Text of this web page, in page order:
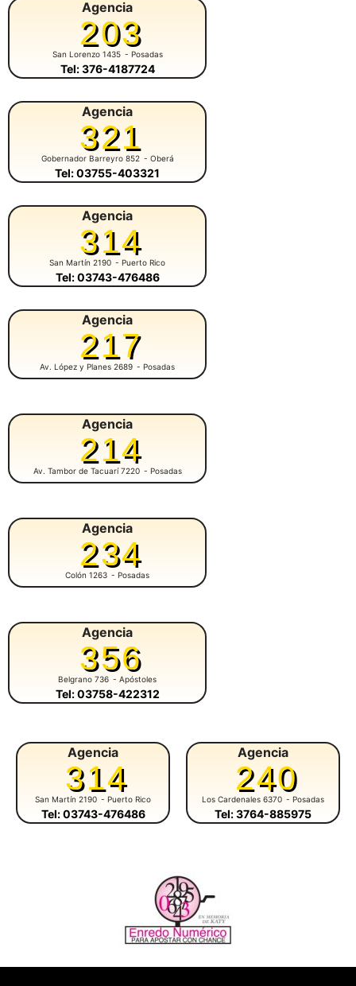
Agencia
203
San Lorenzo 1435 - Posadas
Tel: 376-4187724
Agencia
321
Gobernador Barreyro 852 - Oberá
Tel: 03755-403321
Agencia
314
San Martín 2190 - Puerto Rico
Tel: 03743-476486
Agencia
217
Av. López y Planes 2689 - Posadas
Agencia
214
Av. Tambor de Tacuarí 7220 - Posadas
Agencia
234
Colón 1263 - Posadas
Agencia
356
Belgrano 736 - Apóstoles
Tel: 03758-422312
Agencia
314
San Martín 2190 - Puerto Rico
Tel: 03743-476486
Agencia
240
Los Cardenales 6370 - Posadas
Tel: 3764-885975